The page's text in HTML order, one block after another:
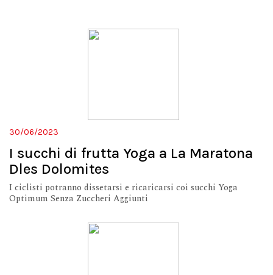
30/06/2023
I succhi di frutta Yoga a La Maratona
Dles Dolomites
I ciclisti potranno dissetarsi e ricaricarsi coi succhi Yoga
Optimum Senza Zuccheri Aggiunti